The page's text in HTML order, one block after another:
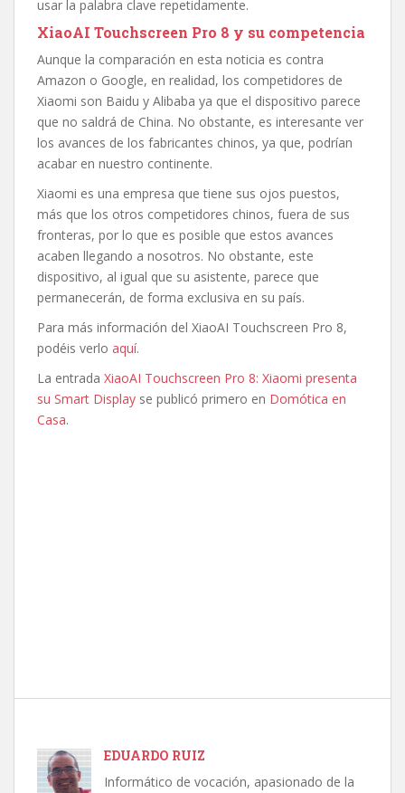
usar la palabra clave repetidamente.
XiaoAI Touchscreen Pro 8 y su competencia
Aunque la comparación en esta noticia es contra
Amazon o Google, en realidad, los competidores de
Xiaomi son Baidu y Alibaba ya que el dispositivo parece
que no saldrá de China. No obstante, es interesante ver
los avances de los fabricantes chinos, ya que, podrían
acabar en nuestro continente.
Xiaomi es una empresa que tiene sus ojos puestos,
más que los otros competidores chinos, fuera de sus
fronteras, por lo que es posible que estos avances
acaben llegando a nosotros. No obstante, este
dispositivo, al igual que su asistente, parece que
permanecerán, de forma exclusiva en su país.
Para más información del XiaoAI Touchscreen Pro 8,
podéis verlo aquí.
La entrada XiaoAI Touchscreen Pro 8: Xiaomi presenta
su Smart Display se publicó primero en Domótica en
Casa.
EDUARDO RUIZ
Informático de vocación, apasionado de la